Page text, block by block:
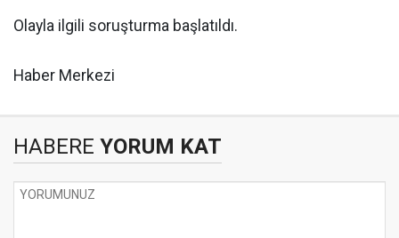
Olayla ilgili soruşturma başlatıldı.
Haber Merkezi
HABERE YORUM KAT